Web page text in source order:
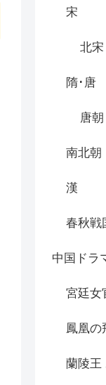
宋
北
隋･唐
唐
南北朝
漢
春秋戦
中国ドラ
宮廷女
鳳凰の
蘭陵王